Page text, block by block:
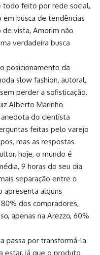
todo feito por rede social,
busca de tendências
vista, Amorim não
verdadeira busca
posicionamento da
slow fashion, autoral,
perder a sofisticação.
Alberto Marinho
do cientista
feitas pelo varejo
mas as respostas
hoje, o mundo é
9 horas do seu dia
separação entre o
apresenta alguns
dos compradores,
apenas na Arezzo, 60%
passa por transformá-la
estar, já que o produto